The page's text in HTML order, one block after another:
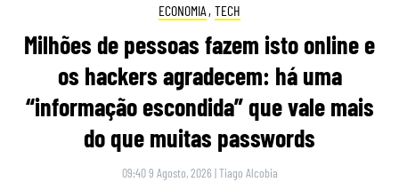
ECONOMIA , TECH
Milhões de pessoas fazem isto online e
os hackers agradecem: há uma
“informação escondida” que vale mais
do que muitas passwords
09:40 9 Agosto, 2026 |Tiago Alcobia